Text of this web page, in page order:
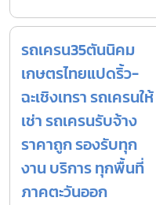
รถเครน35ตันนิคม
เกษตรไทยแปดริ้ว-
ฉะเชิงเทรา รถเครนให้
เช่า รถเครนรับจ้าง
ราคาถูก รองรับทุก
งาน บริการ ทุกพื้นที่
ภาคตะวันออก